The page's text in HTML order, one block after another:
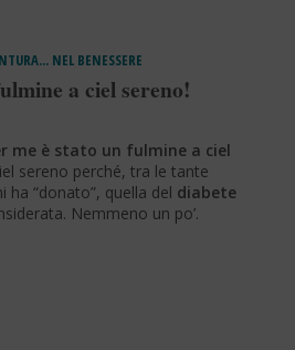
NEL BENESSERE
a ciel sereno!
me è stato un fulmine a ciel
sereno perché, tra le tante
“donato”, quella del diabete
Nemmeno un po’.